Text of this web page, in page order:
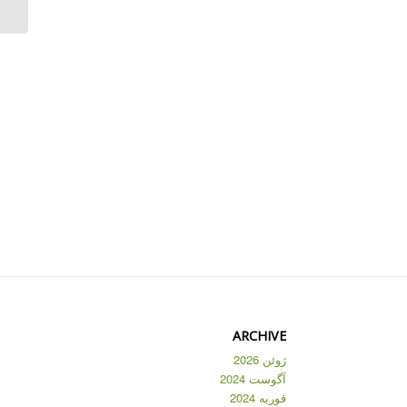
ARCHIVE
ژوئن 2026
آگوست 2024
فوریه 2024